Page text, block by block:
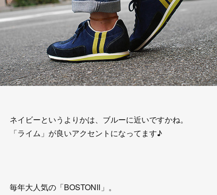
ネイビーというよりかは、ブルーに近いですかね。
「ライム」が良いアクセントになってます♪
毎年大人気の「BOSTONⅡ」。